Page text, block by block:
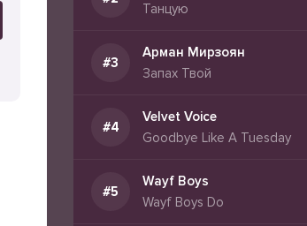
Танцую
Арман Мирзоян
Запах Твой
Velvet Voice
Goodbye Like A Tuesday
Wayf Boys
Wayf Boys Do